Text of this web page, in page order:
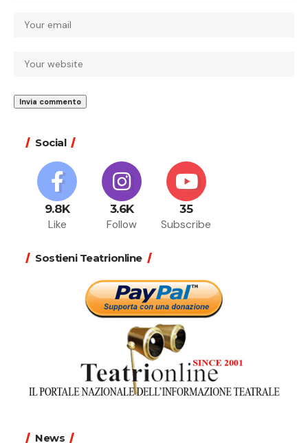
Social
9.8K
Like
3.6K
Follow
35
Subscribe
Sostieni Teatrionline
News